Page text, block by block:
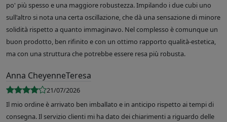
po' più spesso e una maggiore robustezza. Impilando i due cubi uno
sull'altro si nota una certa oscillazione, che dà una sensazione di minore
solidità rispetto a quanto immaginavo. Nel complesso è comunque un
buon prodotto, ben rifinito e con un ottimo rapporto qualità-estetica,
ma con una struttura che potrebbe essere resa più robusta.
Anna CheyenneTeresa
21/07/2026
Il mio ordine è arrivato ben imballato e in anticipo rispetto ai tempi di
consegna. Il servizio clienti mi ha dato dei chiarimenti a riguardo delle